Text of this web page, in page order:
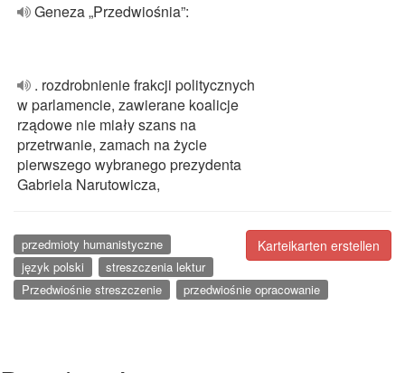
Geneza „Przedwiośnia”:
. rozdrobnienie frakcji politycznych
w parlamencie, zawierane koalicje
rządowe nie miały szans na
przetrwanie, zamach na życie
pierwszego wybranego prezydenta
Gabriela Narutowicza,
Karteikarten erstellen
przedmioty humanistyczne
język polski
streszczenia lektur
Przedwiośnie streszczenie
przedwiośnie opracowanie